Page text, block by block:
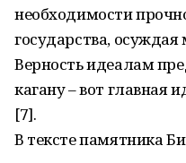
необходимости
государства,
Верность идеалам
кагану – вот главная
[7].
В тексте памятника